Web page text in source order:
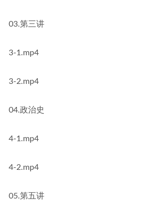
03.第三讲
3-1.mp4
3-2.mp4
04.政治史
4-1.mp4
4-2.mp4
05.第五讲